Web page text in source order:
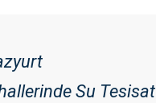
Su Tesisat